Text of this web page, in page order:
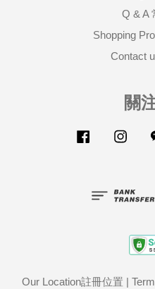
Q & A
Shopping
Contact
關
Facebook
Our Location註冊位置 |